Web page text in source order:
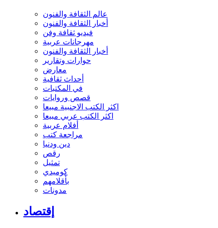
عالم الثقافة والفنون
أخبار الثقافة والفنون
فيديو ثقافة وفن
مهرجانات عربية
أخبار الثقافة والفنون
حوارات وتقارير
معارض
أحداث ثقافية
في المكتبات
قصص وروايات
اكثر الكتب الاجنبية مبيعا
اكثر الكتب عربي مبيعا
أفلام عربية
مراجعة كتب
دين ودنيا
رقص
تمثيل
كوميدي
بأقلامهم
مدونات
إقتصاد